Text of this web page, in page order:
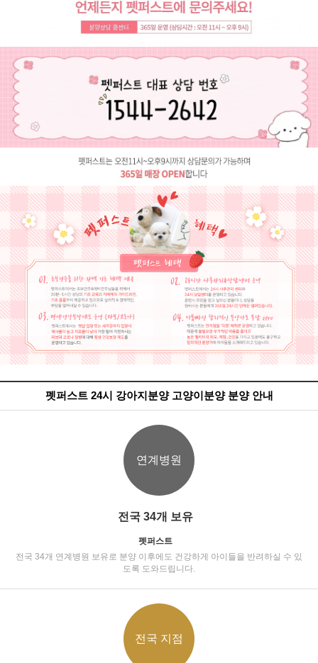
펫퍼스트 24시 강아지분양 고양이분양 분양 안내
연계병원
전국 34개 보유
펫퍼스트
전국 34개 연계병원 보유로 분양 이후에도 건강하게 아이들을 반려하실 수 있
도록 도와드립니다.
전국 지점